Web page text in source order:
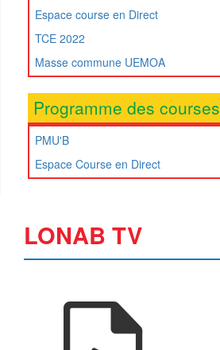
Espace course en Direct
TCE 2022
Masse commune UEMOA
Programme des courses
PMU'B
Espace Course en Direct
LONAB TV